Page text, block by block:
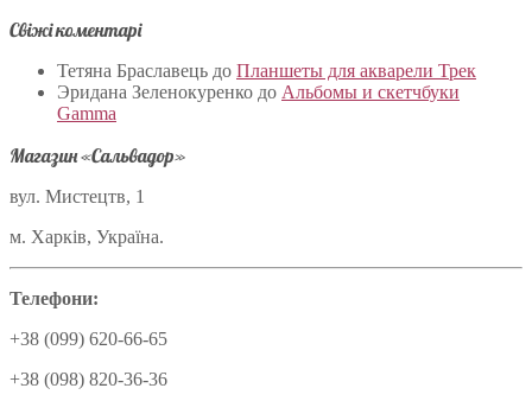
Свіжі коментарі
Тетяна Браславець до Планшеты для акварели Трек
Эридана Зеленокуренко до Альбомы и скетчбуки
Gamma
Магазин «Сальвадор»
вул. Мистецтв, 1
м. Харків, Україна.
Телефони:
+38 (099) 620-66-65
+38 (098) 820-36-36